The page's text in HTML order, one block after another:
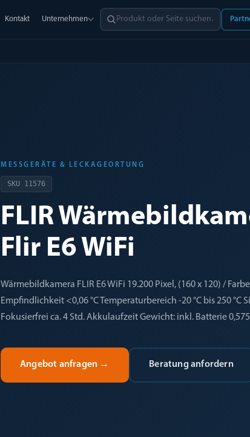
Kontakt Unternehmen
MESSGERÄTE & LECKAGEORTUNG
SKU 11576
FLIR
Flir E6 WiFi
Wärmebildkamera FLIR E6 WiFi 19.200 Pixel, (160 x 120) /
Empfindlichkeit <0,06 °C Temperaturbereich -20 °C bis 250 °C
Fokusierfrei ca. 4 Std. Akkulaufzeit Gewicht: inkl. Batterie
Angebot anfragen → Beratung anfordern